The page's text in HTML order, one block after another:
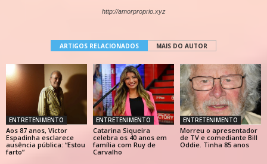
http://amorproprio.xyz
ARTIGOS RELACIONADOS MAIS DO AUTOR
ENTRETENIMENTO
Aos 87 anos, Victor
Espadinha esclarece
ausência pública: “Estou
farto”
ENTRETENIMENTO
Catarina Siqueira
celebra os 40 anos em
família com Ruy de
Carvalho
ENTRETENIMENTO
Morreu o apresentador
de TV e comediante Bill
Oddie. Tinha 85 anos